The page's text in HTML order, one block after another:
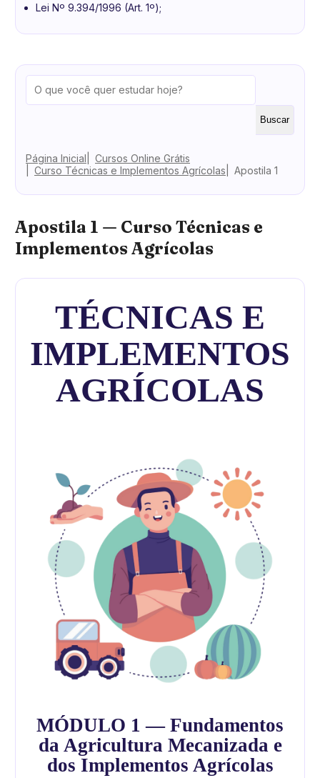
Lei Nº 9.394/1996 (Art. 1º);
Buscar
Página Inicial
Cursos Online Grátis
Curso Técnicas e Implementos Agrícolas
Apostila 1
Apostila 1 — Curso Técnicas e
Implementos Agrícolas
TÉCNICAS E
IMPLEMENTOS
AGRÍCOLAS
MÓDULO 1 — Fundamentos
da Agricultura Mecanizada e
dos Implementos Agrícolas